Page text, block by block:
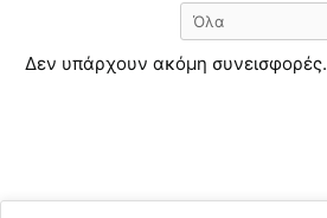
Δεν υπάρχουν ακόμη συνεισφορές.